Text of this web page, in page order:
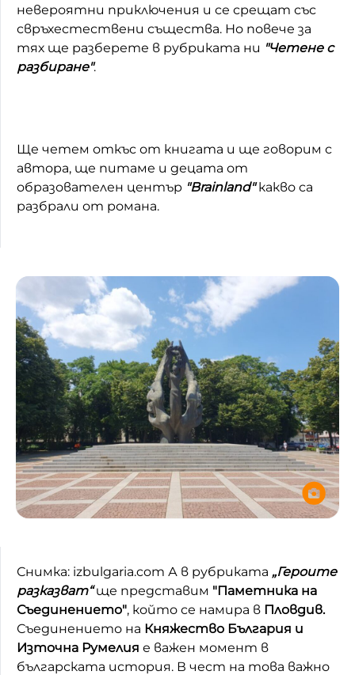
невероятни приключения и се срещат със
свръхестествени същества. Но повече за
тях ще разберете в рубриката ни "Четене с
разбиране".
Ще четем откъс от книгата и ще говорим с
автора, ще питаме и децата от
образователен център "Brainland"какво са
разбрали от романа.
Снимка: izbulgaria.com А в рубриката „Героите
разказват“ще представим "Паметника на
Съединението", който се намира в Пловдив.
Съединението на Княжество България и
Източна Румелия е важен момент в
българската история. В чест на това важно